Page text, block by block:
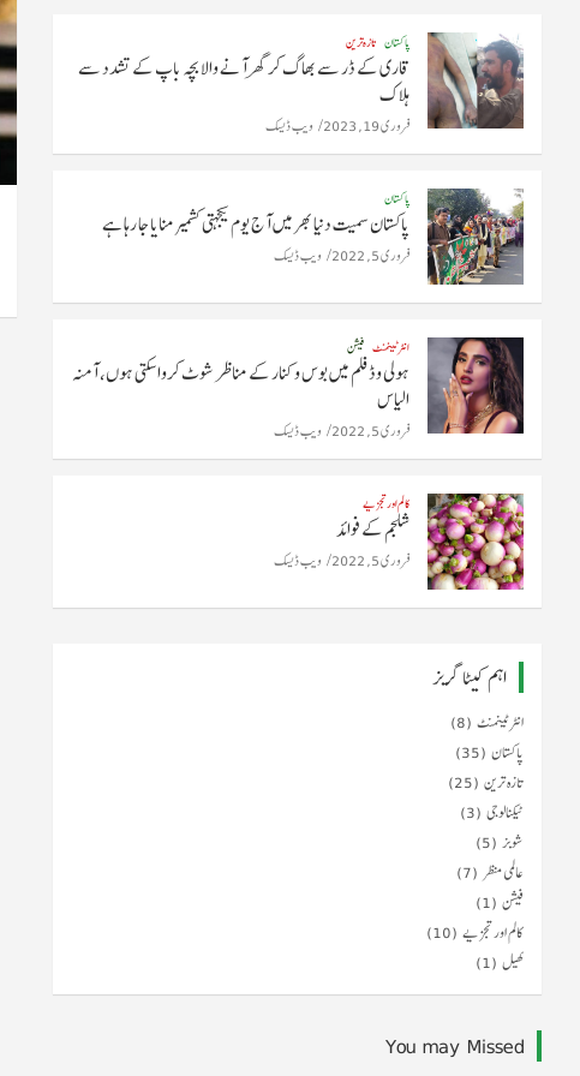
پاکستان تازہ ترین
قاری کے ڈر سے بھاگ کر گھر آنے والا بچہ باپ کے تشدد سے
ہلاک
فروری 19, 2023 ویب ڈیسک
پاکستان
پاکستان سمیت دنیا بھر میں آج یوم یکجہتی کشمیر منایا جا رہا ہے
فروری 5, 2022 ویب ڈیسک
انٹرٹینمنٹ فیشن
ہولی وڈ فلم میں بوس و کنار کے مناظر شوٹ کروا سکتی ہوں، آمنہ
الیاس
فروری 5, 2022 ویب ڈیسک
کالم اور تجزیے
شلجم کے فوائد
فروری 5, 2022 ویب ڈیسک
اہم کیٹا گریز
انٹرٹینمنٹ (8)
پاکستان (35)
تازہ ترین (25)
ٹیکنالوجی (3)
شوبز (5)
عالمی منظر (7)
فیشن (1)
کالم اور تجزیے (10)
کھیل (1)
You may Missed